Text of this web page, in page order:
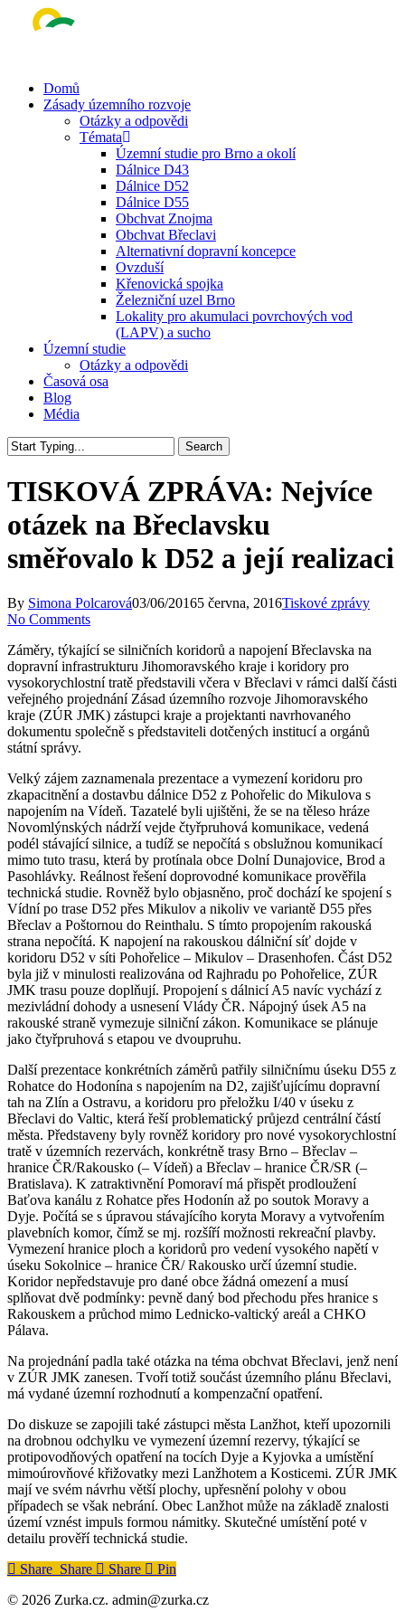
Menu
Domů
Zásady územního rozvoje
Otázky a odpovědi
Témata
Územní studie pro Brno a okolí
Dálnice D43
Dálnice D52
Dálnice D55
Obchvat Znojma
Obchvat Břeclavi
Alternativní dopravní koncepce
Ovzduší
Křenovická spojka
Železniční uzel Brno
Lokality pro akumulaci povrchových vod
(LAPV) a sucho
Územní studie
Otázky a odpovědi
Časová osa
Blog
Média
Search
Search
TISKOVÁ ZPRÁVA: Nejvíce
otázek na Břeclavsku
směřovalo k D52 a její realizaci
By Simona Polcarová03/06/20165 června, 2016Tiskové zprávy
No Comments
Záměry, týkající se silničních koridorů a napojení Břeclavska na
dopravní infrastrukturu Jihomoravského kraje i koridory pro
vysokorychlostní tratě představili včera v Břeclavi v rámci další části
veřejného projednání Zásad územního rozvoje Jihomoravského
kraje (ZÚR JMK) zástupci kraje a projektanti navrhovaného
dokumentu společně s představiteli dotčených institucí a orgánů
státní správy.
Velký zájem zaznamenala prezentace a vymezení koridoru pro
zkapacitnění a dostavbu dálnice D52 z Pohořelic do Mikulova s
napojením na Vídeň. Tazatelé byli ujištěni, že se na těleso hráze
Novomlýnských nádrží vejde čtyřpruhová komunikace, vedená
podél stávající silnice, a tudíž se nepočítá s obslužnou komunikací
mimo tuto trasu, která by protínala obce Dolní Dunajovice, Brod a
Pasohlávky. Reálnost řešení doprovodné komunikace prověřila
technická studie. Rovněž bylo objasněno, proč dochází ke spojení s
Vídní po trase D52 přes Mikulov a nikoliv ve variantě D55 přes
Břeclav a Poštornou do Reinthalu. S tímto propojením rakouská
strana nepočítá. K napojení na rakouskou dálniční síť dojde v
koridoru D52 v síti Pohořelice – Mikulov – Drasenhofen. Část D52
byla již v minulosti realizována od Rajhradu po Pohořelice, ZÚR
JMK trasu pouze doplňují. Propojení s dálnicí A5 navíc vychází z
mezivládní dohody a usnesení Vlády ČR. Nápojný úsek A5 na
rakouské straně vymezuje silniční zákon. Komunikace se plánuje
jako čtyřpruhová s etapou ve dvoupruhu.
Další prezentace konkrétních záměrů patřily silničnímu úseku D55 z
Rohatce do Hodonína s napojením na D2, zajišťujícímu dopravní
tah na Zlín a Ostravu, a koridoru pro přeložku I/40 v úseku z
Břeclavi do Valtic, která řeší problematický průjezd centrální částí
města. Představeny byly rovněž koridory pro nové vysokorychlostní
tratě v územních rezervách, konkrétně trasy Brno – Břeclav –
hranice ČR/Rakousko (– Vídeň) a Břeclav – hranice ČR/SR (–
Bratislava). K zatraktivnění Pomoraví má přispět prodloužení
Baťova kanálu z Rohatce přes Hodonín až po soutok Moravy a
Dyje. Počítá se s úpravou stávajícího koryta Moravy a vytvořením
plavebních komor, čímž se mj. rozšíří možnosti rekreační plavby.
Vymezení hranice ploch a koridorů pro vedení vysokého napětí v
úseku Sokolnice – hranice ČR/ Rakousko určí územní studie.
Koridor nepředstavuje pro dané obce žádná omezení a musí
splňovat dvě podmínky: pevně daný bod přechodu přes hranice s
Rakouskem a průchod mimo Lednicko-valtický areál a CHKO
Pálava.
Na projednání padla také otázka na téma obchvat Břeclavi, jenž není
v ZÚR JMK zanesen. Tvoří totiž součást územního plánu Břeclavi,
má vydané územní rozhodnutí a kompenzační opatření.
Do diskuze se zapojili také zástupci města Lanžhot, kteří upozornili
na drobnou odchylku ve vymezení územní rezervy, týkající se
protipovodňových opatření na tocích Dyje a Kyjovka a umístění
mimoúrovňové křižovatky mezi Lanžhotem a Kosticemi. ZÚR JMK
mají ve svém návrhu větší plochy, upřesnění polohy v obou
případech se však nebrání. Obec Lanžhot může na základě znalosti
území vznést impuls formou námitky. Skutečné umístění poté v
detailu prověří technická studie.
Share
Share Share Share
Pin
© 2026 Zurka.cz. admin@zurka.cz